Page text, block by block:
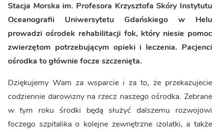
Stacja Morska im. Profesora Krzysztofa Skóry Instytutu
Oceanografii Uniwersytetu Gdańskiego w Helu
prowadzi ośrodek rehabilitacji fok, który niesie pomoc
zwierzętom potrzebującym opieki i leczenia. Pacjenci
ośrodka to głównie focze szczenięta.
Dziękujemy Wam za wsparcie i za to, że przekazujecie
codziennie darowizny na rzecz naszego ośrodka. Zebrane
w tym roku środki będą służyć dalszemu rozwojowi
foczego szpitalika o kolejne zewnętrzne izolatki, a także